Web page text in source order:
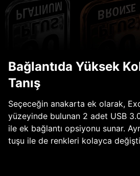
Bağlantıda Yüksek
Tanış
Seçeceğin anakarta ek olarak,
yüzeyinde bulunan 2 adet USB
ile ek bağlantı opsiyonu sunar.
tuşu ile de renkleri kolayca